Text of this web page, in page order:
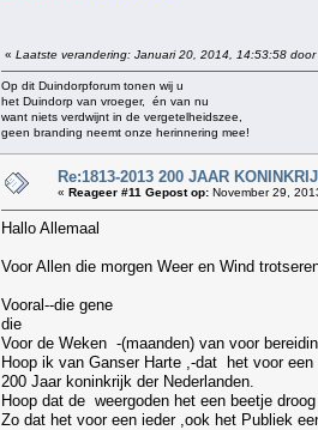
« Laatste verandering: Januari 20, 2014, 14:53:58 door
Op dit Duindorpforum tonen wij u
het Duindorp van vroeger, én van nu
want niets verdwijnt in de vergetelheidszee,
geen branding neemt onze herinnering mee!
Re:1813-2013 200 JAAR
« Reageer #11 Gepost op: November 29,
Hallo Allemaal
Voor Allen die morgen Weer en Wind
Vooral--die gene
die
Voor de Weken -(maanden) van voor
Hoop ik van Ganser Harte ,-dat het voor
200 Jaar koninkrijk der Nederlanden.
Hoop dat de weergoden het een beetje
Zo dat het voor een ieder ,ook het Publiek